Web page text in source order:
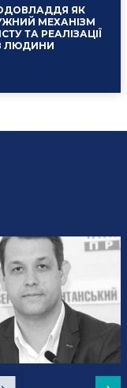
ЯК
МЕХАНІЗМ
ТА РЕАЛІЗАЦІЇ
ЛЮДИНИ